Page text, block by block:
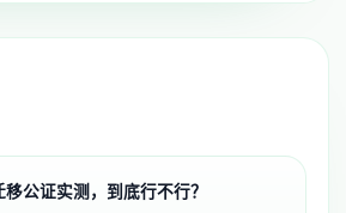
公证实测，到底行不行？